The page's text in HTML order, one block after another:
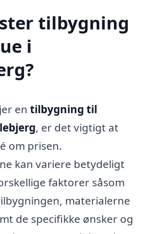
tilbygning
i
en tilbygning til
, er det vigtigt at
om prisen.
kan variere betydeligt
faktorer såsom
materialerne
de specifikke ønsker og